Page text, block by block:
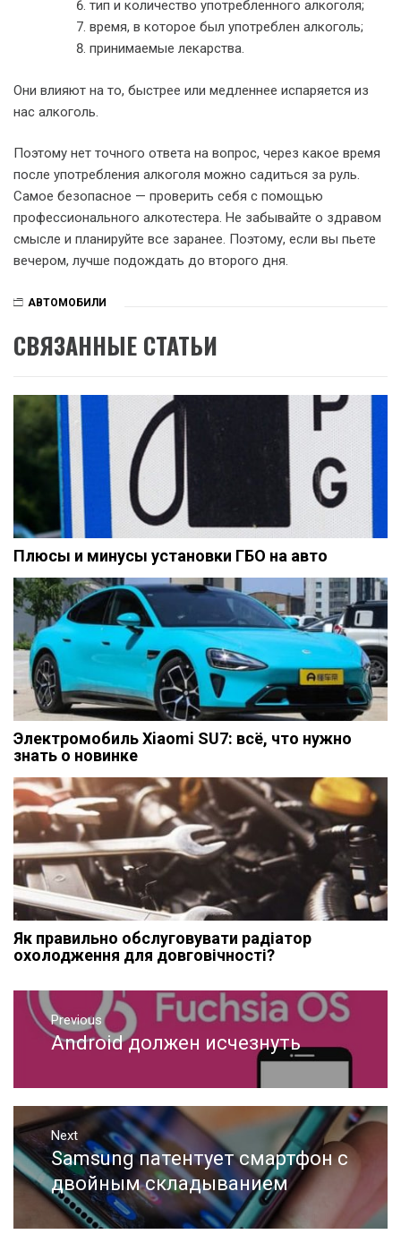
тип и количество употребленного алкоголя;
время, в которое был употреблен алкоголь;
принимаемые лекарства.
Они влияют на то, быстрее или медленнее испаряется из
нас алкоголь.
Поэтому нет точного ответа на вопрос, через какое время
после употребления алкоголя можно садиться за руль.
Самое безопасное — проверить себя с помощью
профессионального алкотестера. Не забывайте о здравом
смысле и планируйте все заранее. Поэтому, если вы пьете
вечером, лучше подождать до второго дня.
АВТОМОБИЛИ
СВЯЗАННЫЕ СТАТЬИ
Плюсы и минусы установки ГБО на авто
Электромобиль Xiaomi SU7: всё, что нужно
знать о новинке
Як правильно обслуговувати радіатор
охолодження для довговічності?
Навигация
Previous
Previous
Android должен исчезнуть
Next
Next
post:
Samsung патентует смартфон с
двойным складыванием